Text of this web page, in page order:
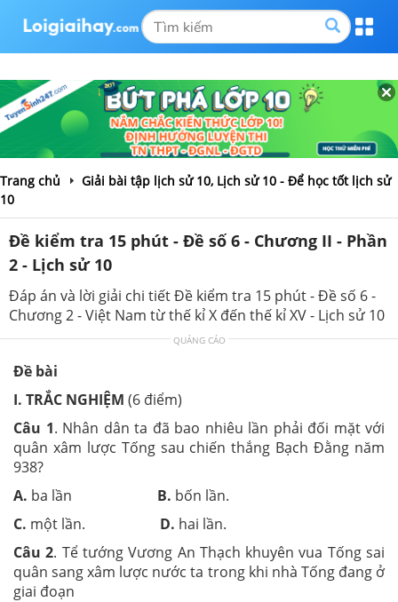
Trang chủ
Giải bài tập lịch sử 10, Lịch sử 10 - Để học tốt lịch sử
10
Đề kiểm tra 15 phút - Đề số 6 - Chương II - Phần
2 - Lịch sử 10
Đáp án và lời giải chi tiết Đề kiểm tra 15 phút - Đề số 6 -
Chương 2 - Việt Nam từ thế kỉ X đến thế kỉ XV - Lịch sử 10
QUẢNG CÁO
Đề bài
I. TRẮC NGHIỆM (6 điểm)
Câu 1. Nhân dân ta đã bao nhiêu lần phải đối mặt với
quân xâm lược Tống sau chiến thắng Bạch Đằng năm
938?
A. ba lần B. bốn lần.
C. một lần. D. hai lần.
Câu2. Tể tướng Vương An Thạch khuyên vua Tống sai
quân sang xâm lược nước ta trong khi nhà Tống đang ở
giai đoạn